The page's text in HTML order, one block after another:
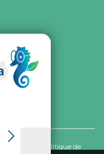
Politique de